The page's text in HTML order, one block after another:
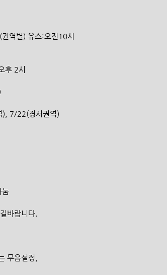
권역별) 유스:오전10시
후 2시
), 7/22(경서권역)
눔
바랍니다.
무음설정,